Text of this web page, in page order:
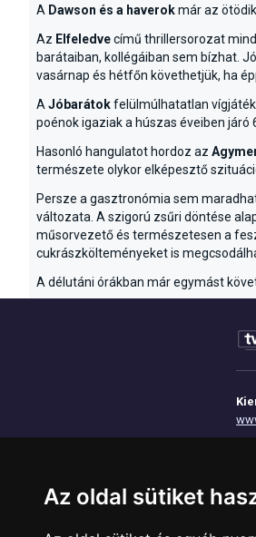
A Dawson és a haverokmár az
Az Elfeledvecímű thrillersorozat
barátaiban, kollégáiban sem bízhat.
vasárnap és hétfőn követhetjük, ha
A Jóbarátokfelülmúlhatatlan
poénok igaziak a húszas éveiben
Hasonló hangulatot hordoz az
természete olykor elképesztő
Persze a gasztronómia sem
változata. A szigorú zsűri döntése
műsorvezető és természetesen a
cukrászkölteményeket is
A délutáni órákban már egymást
Az oldal sütiket